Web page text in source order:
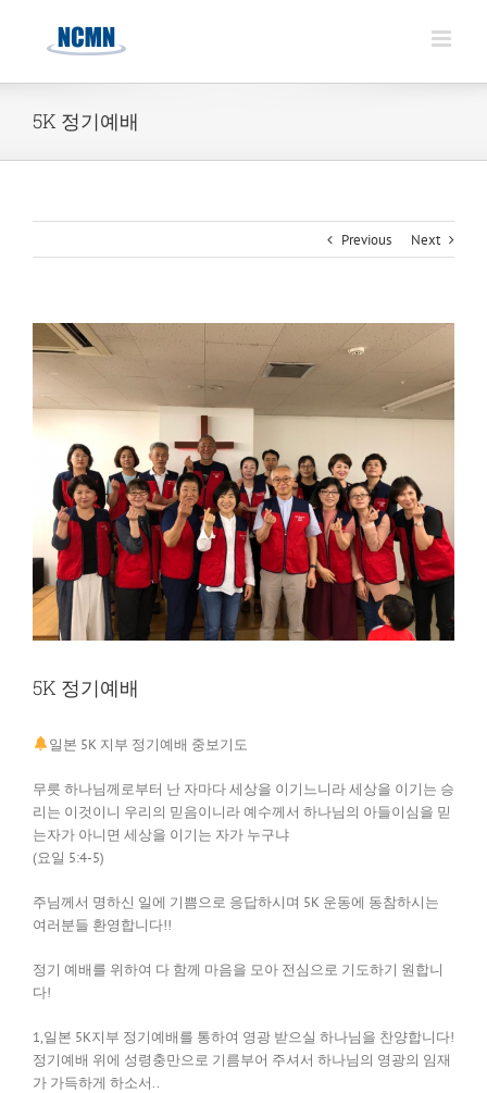
5K 정기예배
Previous Next
View
Larger
Image
5K 정기예배
일본 5K 지부 정기예배 중보기도
무릇 하나님께로부터 난 자마다 세상을 이기느니라 세상을 이기는 승
리는 이것이니 우리의 믿음이니라 예수께서 하나님의 아들이심을 믿
는자가 아니면 세상을 이기는 자가 누구냐
(요일 5:4-5)
주님께서 명하신 일에 기쁨으로 응답하시며 5K 운동에 동참하시는
여러분들 환영합니다!!
정기 예배를 위하여 다 함께 마음을 모아 전심으로 기도하기 원합니
다!
1,일본 5K지부 정기예배를 통하여 영광 받으실 하나님을 찬양합니다!
정기예배 위에 성령충만으로 기름부어 주셔서 하나님의 영광의 임재
가 가득하게 하소서..